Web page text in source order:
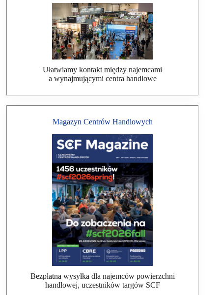
Ułatwiamy kontakt między najemcami
a wynajmującymi centra handlowe
Magazyn Centrów Handlowych
Bezpłatna wysyłka dla najemców powierzchni
handlowej, uczestników targów SCF